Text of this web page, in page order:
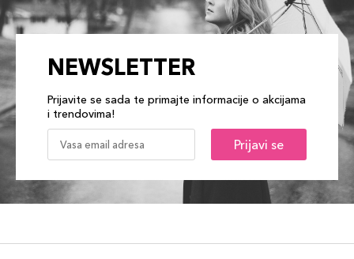
NEWSLETTER
Prijavite se sada te primajte informacije o akcijama
i trendovima!
Prijavi se